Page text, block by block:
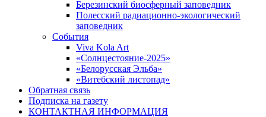
Березинский биосферный заповедник
Полесский радиационно-экологический
заповедник
События
Viva Kola Art
«Солнцестояние-2025»
«Белорусская Эльба»
«Витебский листопад»
Обратная связь
Подписка на газету
КОНТАКТНАЯ ИНФОРМАЦИЯ